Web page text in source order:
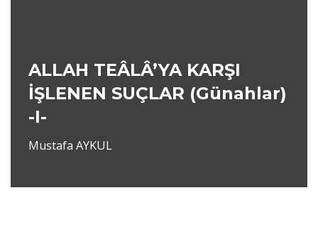
ALLAH TEÂLÂ’YA KARŞI
İŞLENEN SUÇLAR (Günahlar)
-I-
Mustafa AYKUL